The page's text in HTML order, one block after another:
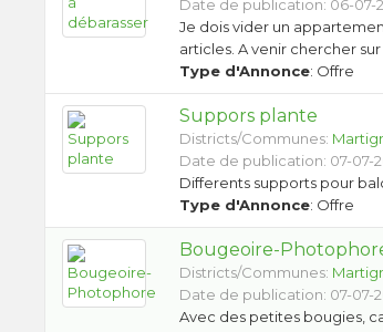
Date de publication: 06-07-
Je dois vider un
articles. A venir chercher sur
Type d'Annonce: Offre
Suppors plante
Districts/Communes:
Date de publication: 07-07-
Differents supports pour
Type d'Annonce: Offre
Bougeoire-
Districts/Communes:
Date de publication: 07-07-
Avec des petites bougies,